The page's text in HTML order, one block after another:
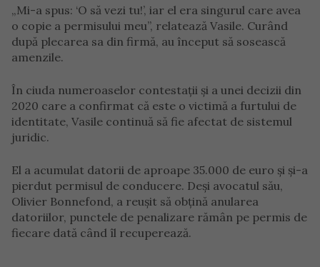
„Mi-a spus: ‘O să vezi tu!’, iar el era singurul care avea
o copie a permisului meu”, relatează Vasile. Curând
după plecarea sa din firmă, au început să sosească
amenzile.
În ciuda numeroaselor contestații și a unei decizii din
2020 care a confirmat că este o victimă a furtului de
identitate, Vasile continuă să fie afectat de sistemul
juridic.
El a acumulat datorii de aproape 35.000 de euro și și-a
pierdut permisul de conducere. Deși avocatul său,
Olivier Bonnefond, a reușit să obțină anularea
datoriilor, punctele de penalizare rămân pe permis de
fiecare dată când îl recuperează.